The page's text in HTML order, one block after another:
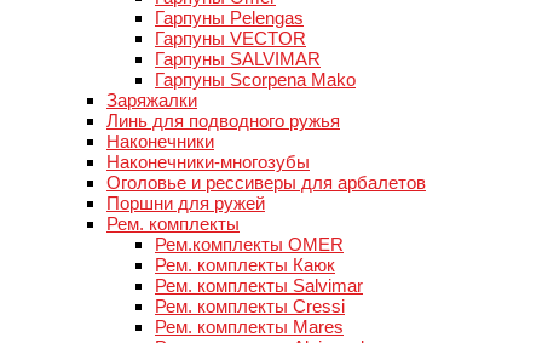
Гарпуны Pelengas
Гарпуны VECTOR
Гарпуны SALVIMAR
Гарпуны Scorpena Mako
Заряжалки
Линь для подводного ружья
Наконечники
Наконечники-многозубы
Оголовье и рессиверы для арбалетов
Поршни для ружей
Рем. комплекты
Рем.комплекты OMER
Рем. комплекты Каюк
Рем. комплекты Salvimar
Рем. комплекты Cressi
Рем. комплекты Mares